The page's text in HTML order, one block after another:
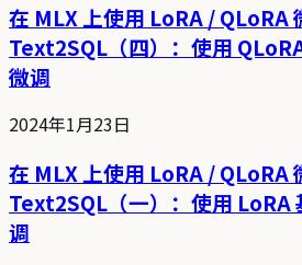
在 MLX 上使用 LoRA / QLoRA
Text2SQL（四）：使用
微调
2024年1月23日
在 MLX 上使用 LoRA / QLoRA
Text2SQL（一）：使用 LoRA
调